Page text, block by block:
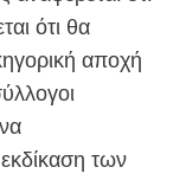
ότι θα
αποχή
των